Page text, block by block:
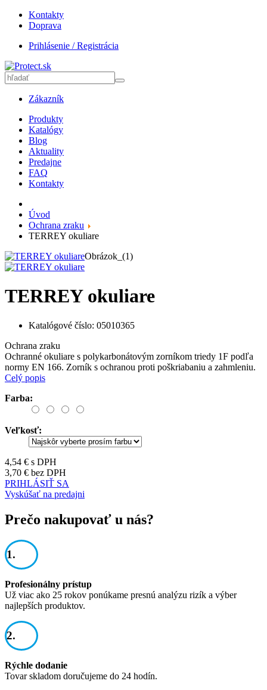
Kontakty
Doprava
Prihlásenie / Registrácia
Zákazník
Produkty
Katalógy
Blog
Aktuality
Predajne
FAQ
Kontakty
Úvod
Ochrana zraku
TERREY okuliare
Obrázok_(1)
TERREY okuliare
Katalógové číslo: 05010365
Ochrana zraku
Ochranné okuliare s polykarbonátovým zorníkom triedy 1F podľa
normy EN 166. Zorník s ochranou proti poškriabaniu a zahmleniu.
Celý popis
Farba:
Veľkosť:
4,54 € s DPH
3,70 € bez DPH
PRIHLÁSIŤ SA
Vyskúšať na predajni
Prečo nakupovať u nás?
1.
Profesionálny prístup
Už viac ako 25 rokov ponúkame presnú analýzu rizík a výber
najlepších produktov.
2.
Rýchle dodanie
Tovar skladom doručujeme do 24 hodín.